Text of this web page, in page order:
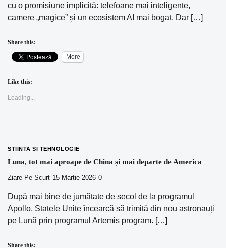
cu o promisiune implicită: telefoane mai inteligente,
camere „magice” și un ecosistem AI mai bogat. Dar […]
Share this:
More
Like this:
Loading...
STIINTA SI TEHNOLOGIE
Luna, tot mai aproape de China și mai departe de America
Ziare Pe Scurt 15 Martie 2026 0
După mai bine de jumătate de secol de la programul
Apollo, Statele Unite încearcă să trimită din nou astronauți
pe Lună prin programul Artemis program. […]
Share this: